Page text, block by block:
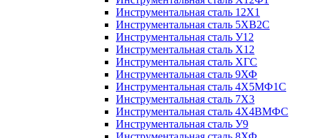
Инструментальная сталь 12Х1
Инструментальная сталь 5ХВ2С
Инструментальная сталь У12
Инструментальная сталь Х12
Инструментальная сталь ХГС
Инструментальная сталь 9ХФ
Инструментальная сталь 4Х5МФ1С
Инструментальная сталь 7Х3
Инструментальная сталь 4Х4ВМФС
Инструментальная сталь У9